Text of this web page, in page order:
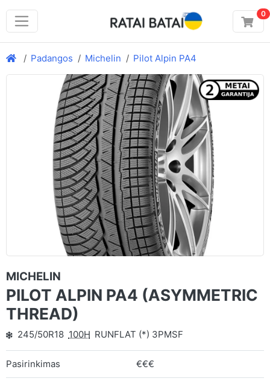
0
Padangos Michelin Pilot Alpin PA4
MICHELIN
PILOT ALPIN PA4 (ASYMMETRIC
THREAD)
245/50R18 100H RUNFLAT (*) 3PMSF
Pasirinkimas €€€